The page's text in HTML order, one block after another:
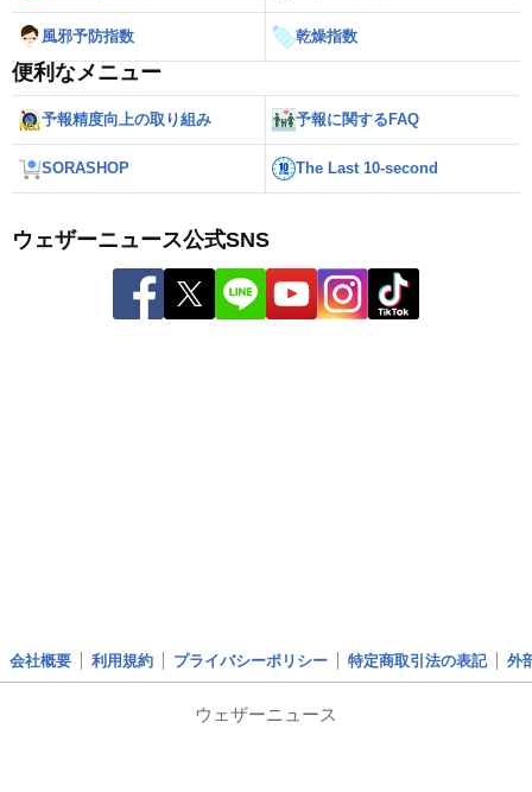
風邪予防指数 乾燥指数
便利なメニュー
予報精度向上の取り組み 予報に関するFAQ
SORASHOP The Last 10-second
ウェザーニュース公式SNS
会社概要 利用規約 プライバシーポリシー 特定商取引法の表記 外
ウェザーニュース